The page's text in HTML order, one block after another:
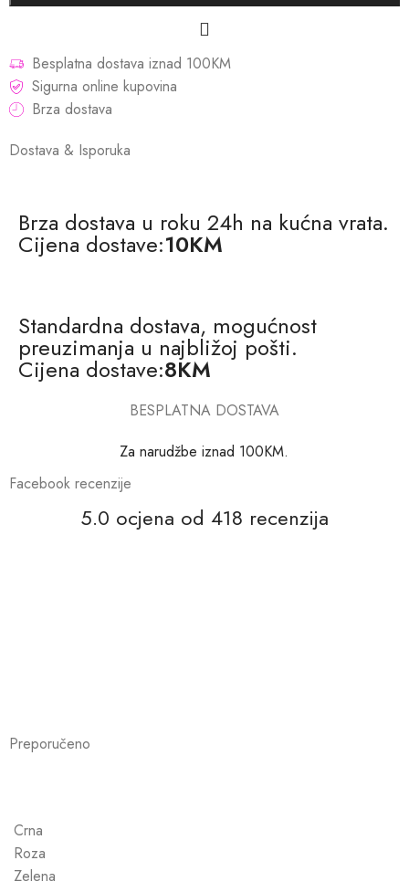
Besplatna dostava iznad 100KM
Sigurna online kupovina
Brza dostava
Dostava & Isporuka
Brza dostava u roku 24h na kućna vrata.
Cijena dostave:10KM
Standardna dostava, mogućnost
preuzimanja u najbližoj pošti.
Cijena dostave:8KM
BESPLATNA DOSTAVA
Za narudžbe iznad 100KM.
Facebook recenzije
5.0 ocjena od 418 recenzija
Preporučeno
Crna
Roza
Zelena